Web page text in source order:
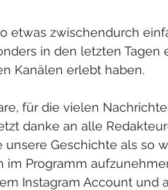
etwas zwischendurch
in den letzten Tagen
Kanälen erlebt haben.
für die vielen
danke an alle
Geschichte als so
Programm
Instagram Account und